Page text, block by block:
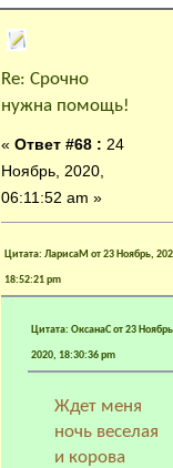
Re: Срочно
нужна помощь!
« Ответ #68 : 24
Ноябрь, 2020,
06:11:52 am »
Цитата: ЛарисаМ от 23 Ноябрь,
18:52:21 pm
Цитата: ОксанаC от 23
2020, 18:30:36 pm
Ждет меня
ночь веселая
и корова